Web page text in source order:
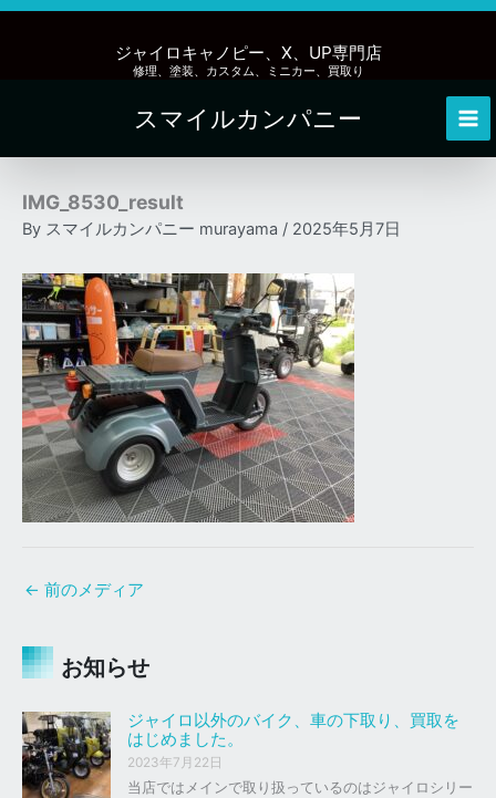
内
ッ
ジャイロキャノピー、X、UP専門店
修理、塗装、カスタム、ミニカー、買取り
スマイルカンパニー
IMG_8530_result
By スマイルカンパニー murayama / 2025年5月7日
← 前のメディア
お知らせ
ジャイロ以外のバイク、車の下取り、買取を
はじめました。
2023年7月22日
当店ではメインで取り扱っているのはジャイロシリー